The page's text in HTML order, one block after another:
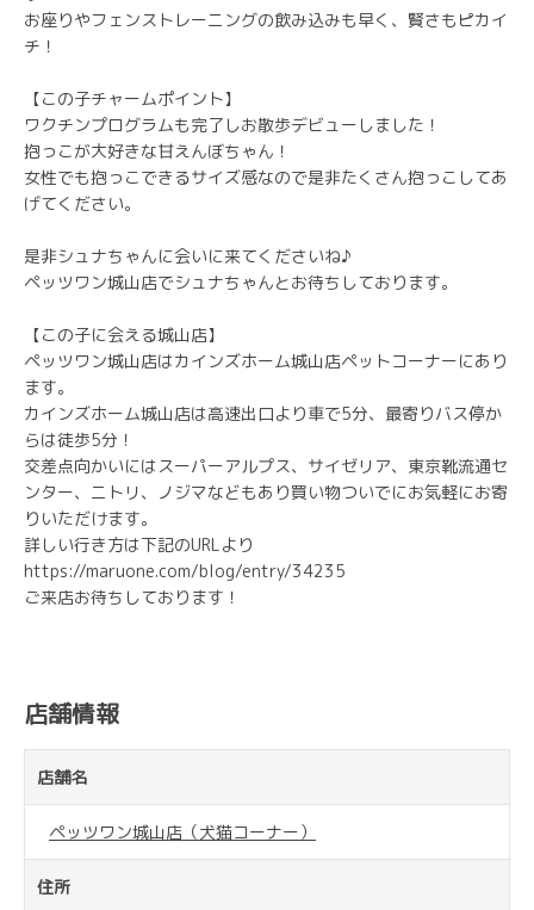
お座りやフェンストレーニングの飲み込みも早く、賢さもピカイ
チ！
【この子チャームポイント】
ワクチンプログラムも完了しお散歩デビューしました！
抱っこが大好きな甘えんぼちゃん！
女性でも抱っこできるサイズ感なので是非たくさん抱っこしてあ
げてください。
是非シュナちゃんに会いに来てくださいね♪
ペッツワン城山店でシュナちゃんとお待ちしております。
【この子に会える城山店】
ペッツワン城山店はカインズホーム城山店ペットコーナーにあり
ます。
カインズホーム城山店は高速出口より車で5分、最寄りバス停か
らは徒歩5分！
交差点向かいにはスーパーアルプス、サイゼリア、東京靴流通セ
ンター、ニトリ、ノジマなどもあり買い物ついでにお気軽にお寄
りいただけます。
詳しい行き方は下記のURLより
https://maruone.com/blog/entry/34235
ご来店お待ちしております！
店舗情報
店舗名
ペッツワン城山店（犬猫コーナー）
住所